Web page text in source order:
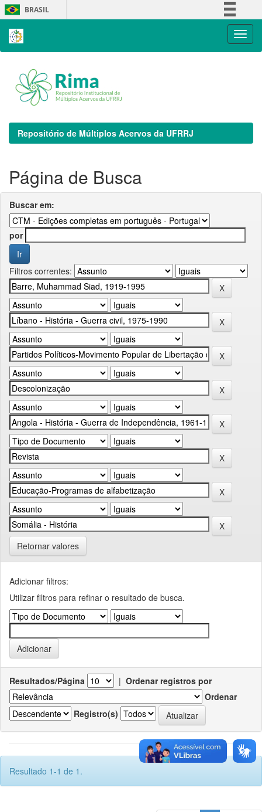
Skip
navigation
BRASIL
Repositório de Múltiplos Acervos da UFRRJ
Página de Busca
Buscar em:
por
Filtros correntes:
Retornar valores
Adicionar filtros:
Utilizar filtros para refinar o resultado de busca.
Resultados/Página | Ordenar registros por
Ordenar
Registro(s)
Resultado 1-1 de 1.